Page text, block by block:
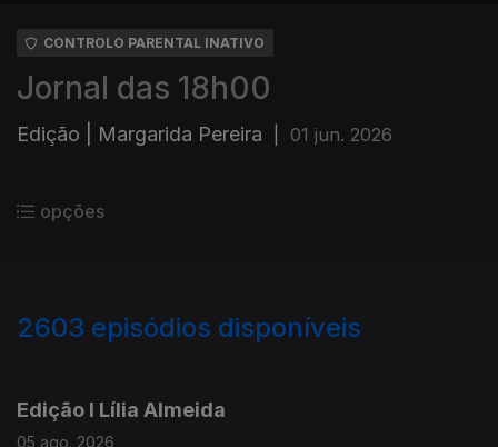
CONTROLO PARENTAL INATIVO
Jornal das 18h00
Edição | Margarida Pereira 01 jun. 2026
opções
2603 episódios disponíveis
Edição I Lília Almeida
05 ago. 2026